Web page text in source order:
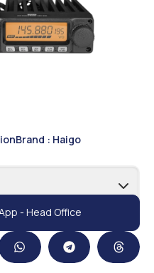
Brand : Haigo
- Head Office